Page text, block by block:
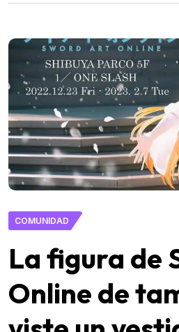
COMUNIDAD
La figura de
Online de